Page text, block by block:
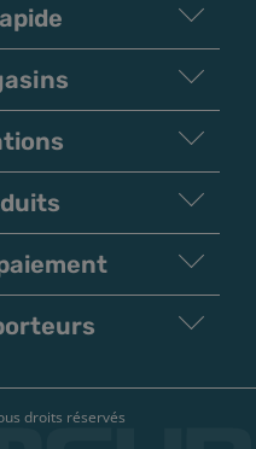
droits réservés